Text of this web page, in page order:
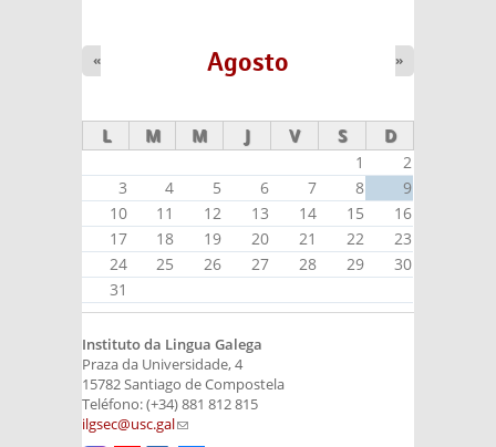
Agosto
« »
L M M J V S D
1
2
3
4 5 6 7 8
9
10
11 12 13 14 15
16
17
18 19 20 21 22
23
24
25 26 27 28 29
30
31
Instituto da Lingua Galega
Praza da Universidade, 4
15782 Santiago de Compostela
Teléfono: (+34) 881 812 815
ilgsec@usc.gal(link sends e-mail)